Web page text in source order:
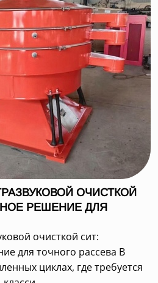
ОЧИСТКОЙ
РЕШЕНИЕ ДЛЯ
очисткой сит:
для точного рассева В
циклах, где требуется